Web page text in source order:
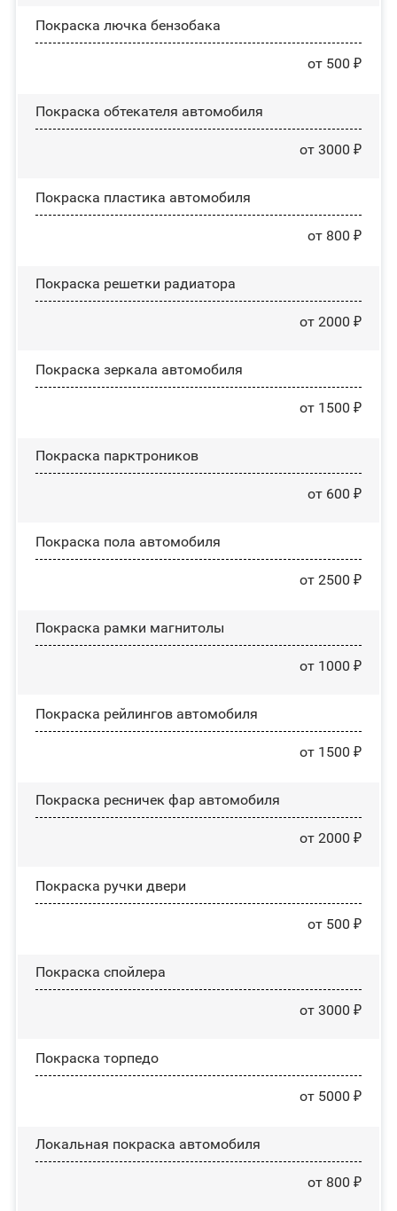
Покраска лючка бензобака
от 500 ₽
Покраска обтекателя автомобиля
от 3000 ₽
Покраска пластика автомобиля
от 800 ₽
Покраска решетки радиатора
от 2000 ₽
Покраска зеркала автомобиля
от 1500 ₽
Покраска парктроников
от 600 ₽
Покраска пола автомобиля
от 2500 ₽
Покраска рамки магнитолы
от 1000 ₽
Покраска рейлингов автомобиля
от 1500 ₽
Покраска ресничек фар автомобиля
от 2000 ₽
Покраска ручки двери
от 500 ₽
Покраска спойлера
от 3000 ₽
Покраска торпедо
от 5000 ₽
Локальная покраска автомобиля
от 800 ₽